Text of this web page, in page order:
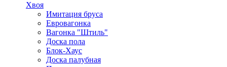
Хвоя
Имитация бруса
Евровагонка
Вагонка "Штиль"
Доска пола
Блок-Хаус
Доска палубная